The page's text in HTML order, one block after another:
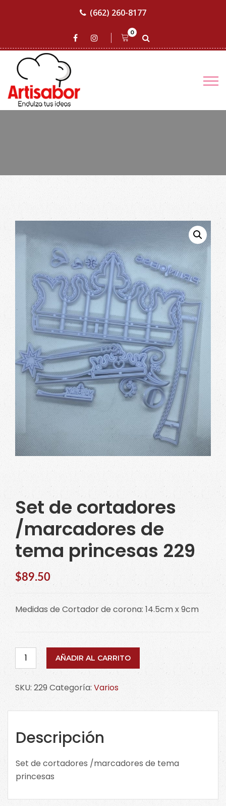
(662) 260-8177
0
Set de cortadores
/marcadores de
tema princesas 229
$89.50
Medidas de Cortador de corona: 14.5cm x 9cm
Set
de
/marcadores
princesas
229
cantidad
AÑADIR AL CARRITO
SKU: 229Categoría: Varios
Descripción
Set de cortadores /marcadores de tema
princesas